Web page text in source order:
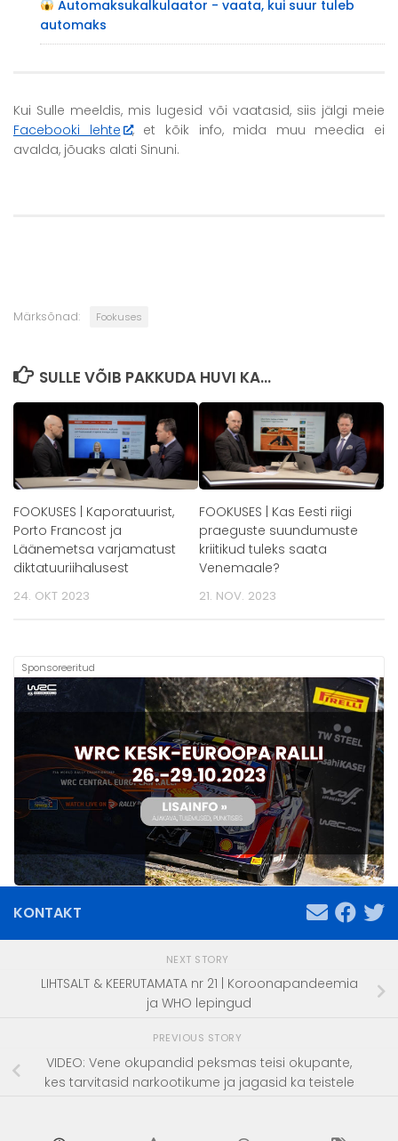
Automaksukalkulaator - vaata, kui suur tuleb
automaks
Kui Sulle meeldis, mis lugesid või vaatasid, siis jälgi meie
Facebooki lehte
, et kõik info, mida muu meedia ei
avalda, jõuaks alati Sinuni.
Märksõnad: Fookuses
SULLE VÕIB PAKKUDA HUVI KA...
FOOKUSES | Kaporatuurist,
Porto Francost ja
Läänemetsa varjamatust
diktatuuriihalusest
24. OKT 2023
FOOKUSES | Kas Eesti riigi
praeguste suundumuste
kriitikud tuleks saata
Venemaale?
21. NOV. 2023
Sponsoreeritud
KONTAKT
NEXT STORY
LIHTSALT & KEERUTAMATA nr 21 | Koroonapandeemia
ja WHO lepingud
PREVIOUS STORY
VIDEO: Vene okupandid peksmas teisi okupante,
kes tarvitasid narkootikume ja jagasid ka teistele